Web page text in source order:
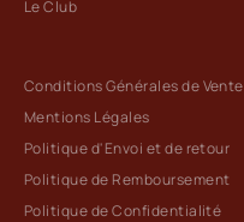
Le Club
Conditions Générales de Vente
Mentions Légales
Politique d'Envoi et de retour
Politique de Remboursement
Politique de Confidentialité